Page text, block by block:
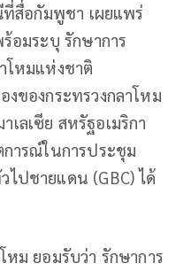
สื่อกัมพูชา เผยแพร่
อมระบุ รักษาการ
โหมแห่งชาติ
งของกระทรวงกลาโหม
ลเซีย สหรัฐอเมริกา
การณ์ในการประชุม
ปชายแดน (GBC) ได้
หม ยอมรับว่า รักษาการ